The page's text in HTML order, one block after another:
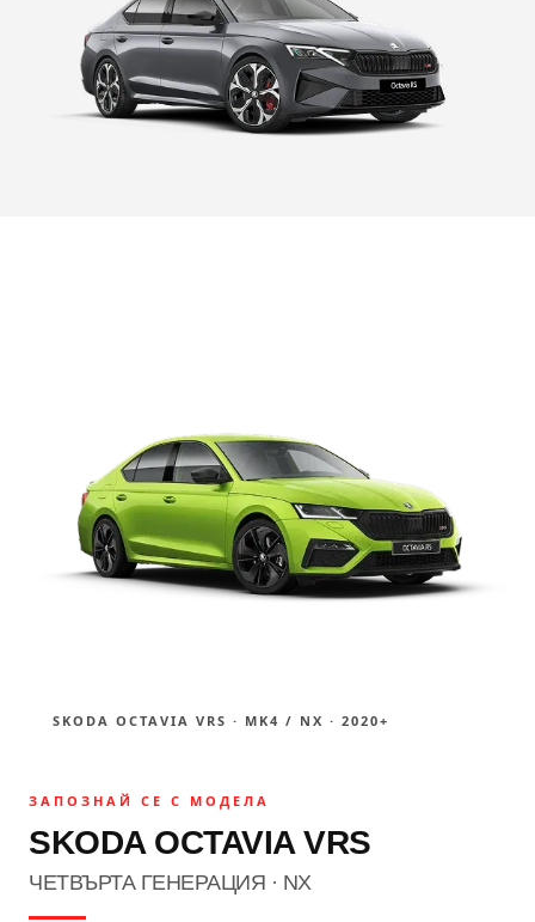
SKODA OCTAVIA VRS · MK4 / NX · 2020+
ЗАПОЗНАЙ СЕ С МОДЕЛА
SKODA OCTAVIA VRS
ЧЕТВЪРТА ГЕНЕРАЦИЯ · NX